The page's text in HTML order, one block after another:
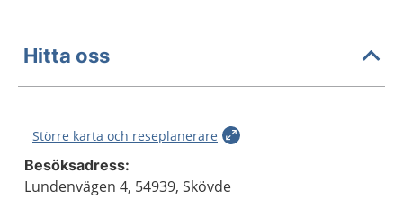
Hitta oss
Större karta och reseplanerare
Besöksadress:
Lundenvägen 4, 54939, Skövde